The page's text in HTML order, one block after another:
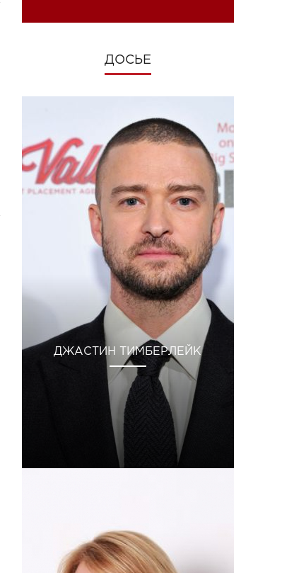
ДОСЬЕ
ДЖАСТИН ТИМБЕРЛЕЙК